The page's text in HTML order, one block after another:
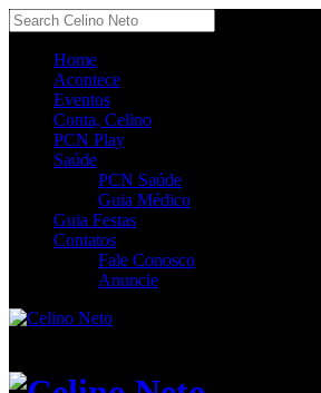
Home
Acontece
Eventos
Conta, Celino
PCN Play
Saúde
PCN Saúde
Guia Médico
Guia Festas
Contatos
Fale Conosco
Anuncie